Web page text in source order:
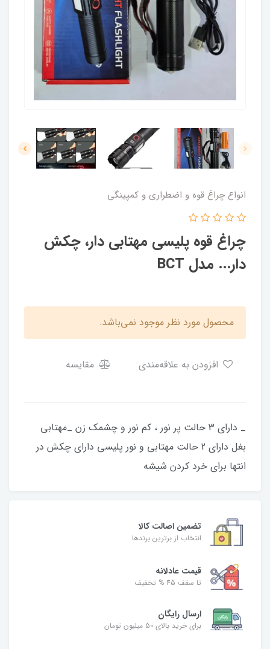
انواع چراغ قوه و اضطراری و کمپینگی
چراغ قوه پلیسی مهتابی دار، چکش
دار... مدل BCT
محصول مورد نظر موجود نمی‌باشد.
مقایسه
_ دارای 3 حالت پر نور ، کم نور و چشمک زن _مهتابی
بغل دارای 2 حالت مهتابی و نور پلیسی دارای چکش در
انتها برای خرد کردن شیشه
تضمین اصالت کالا
انتخاب از برترین برندها
قیمت عادلانه
تا سقف 45 % تخفیف
ارسال رایگان
برای خرید بالای 50 میلیون تومان